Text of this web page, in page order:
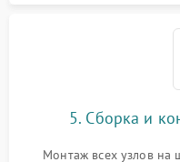
5. Сборка и
Монтаж всех узлов на